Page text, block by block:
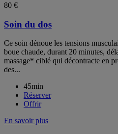
80 €
Soin du dos
Ce soin dénoue les tensions
boue chaude, durant 20 minutes,
massage* ciblé qui décontracte en
des...
45min
Réserver
Offrir
En savoir plus